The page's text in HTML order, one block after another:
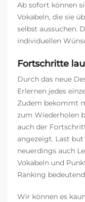
Ab sofort können
Vokabeln, die sie
selbst aussuchen.
individuellen
Fortschritte
Durch das neue
Erlernen jedes
Zudem bekommt
zum Wiederholen
auch der
angezeigt. Last
neuerdings auch
Vokabeln und
Ranking
Wir können es